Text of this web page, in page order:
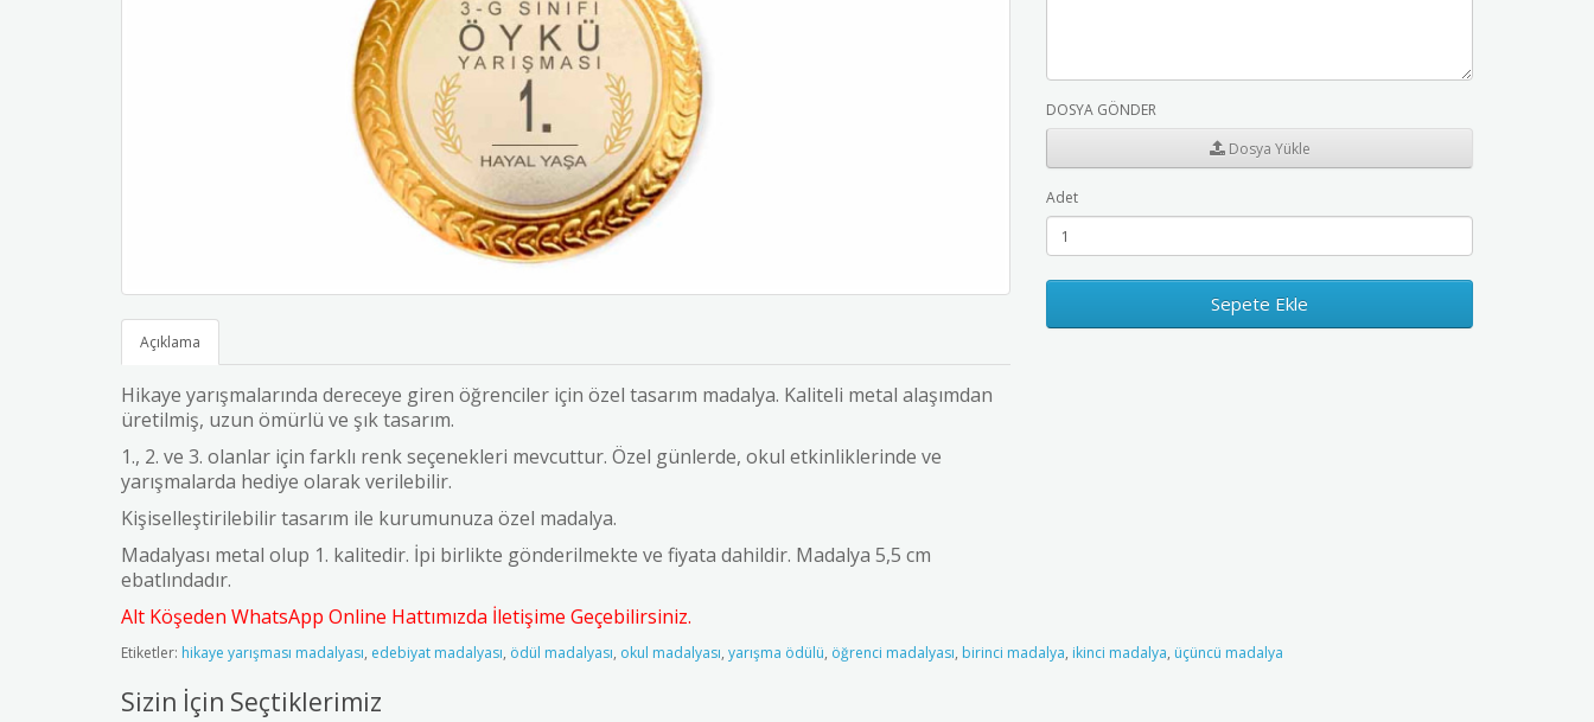
Açıklama
Hikaye yarışmalarında dereceye giren öğrenciler için özel tasarım madalya. Kaliteli metal alaşımdan
üretilmiş, uzun ömürlü ve şık tasarım.
1., 2. ve 3. olanlar için farklı renk seçenekleri mevcuttur. Özel günlerde, okul etkinliklerinde ve
yarışmalarda hediye olarak verilebilir.
Kişiselleştirilebilir tasarım ile kurumunuza özel madalya.
Madalyası metal olup 1. kalitedir. İpi birlikte gönderilmekte ve fiyata dahildir. Madalya 5,5 cm
ebatlındadır.
Alt Köşeden WhatsApp Online Hattımızda İletişime Geçebilirsiniz.
DOSYA GÖNDER
Dosya Yükle
Adet
Sepete Ekle
Etiketler: hikaye yarışması madalyası, edebiyat madalyası, ödül madalyası, okul madalyası, yarışma ödülü, öğrenci madalyası, birinci madalya, ikinci madalya, üçüncü madalya
Sizin İçin Seçtiklerimiz